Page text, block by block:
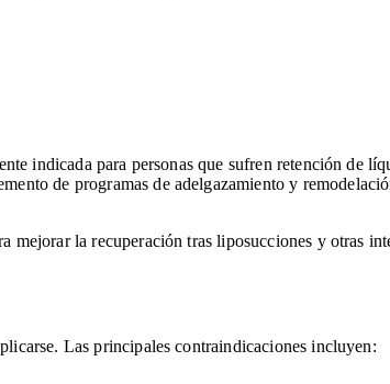
indicada para personas que sufren retención de
de programas de adelgazamiento y
la recuperación tras liposucciones y otras
Las principales contraindicaciones incluyen: